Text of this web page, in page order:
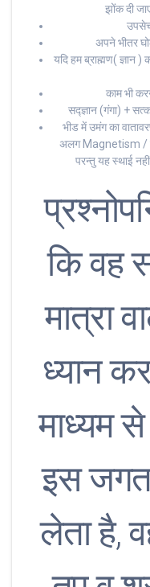
झोंक दी
अपने भीतर
यदि हम ब्राह्मण( ज्ञान )
काम भी
सद्ज्ञान (गंगा) +
भीड में उमंग का
अलग Magnetism /
परन्तु यह स्थाई
कि वह
मात्रा
ध्यान
माध्यम
इस जगत
लेता है,